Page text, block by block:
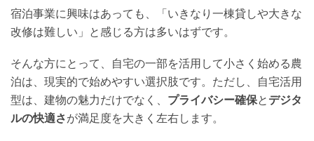
宿泊事業に興味はあっても、「いきなり一棟貸しや大きな
改修は難しい」と感じる方は多いはずです。
そんな方にとって、自宅の一部を活用して小さく始める農
泊は、現実的で始めやすい選択肢です。ただし、自宅活用
型は、建物の魅力だけでなく、 プライバシー確保とデジタ
ルの快適さが満足度を大きく左右します。